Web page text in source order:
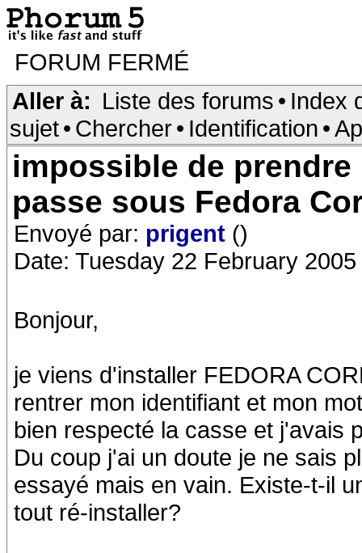
FORUM FERMÉ
Aller à: Liste des forums • Index
sujet• Chercher• Identification •
impossible de
passe sous Fedora
Envoyé par: prigent ()
Date: Tuesday 22 February
Bonjour,
je viens d'installer FEDORA
rentrer mon identifiant et mon
bien respecté la casse et j'avais
Du coup j'ai un doute je ne sais
essayé mais en vain. Existe-t-il
tout ré-installer?